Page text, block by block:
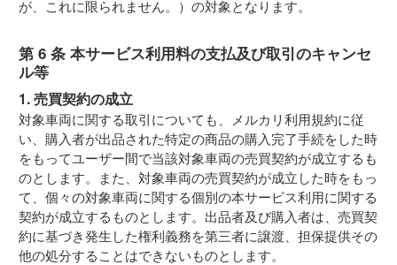
が、これに限られません。）の対象となります。
第 6 条 本サービス利用料の支払及び取引のキャンセ
ル等
1. 売買契約の成立
対象車両に関する取引についても、メルカリ利用規約に従
い、購入者が出品された特定の商品の購入完了手続をした時
をもってユーザー間で当該対象車両の売買契約が成立するも
のとします。また、対象車両の売買契約が成立した時をもっ
て、個々の対象車両に関する個別の本サービス利用に関する
契約が成立するものとします。出品者及び購入者は、売買契
約に基づき発生した権利義務を第三者に譲渡、担保提供その
他の処分することはできないものとします。